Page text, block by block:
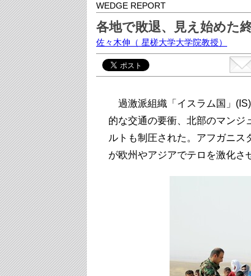
WEDGE REPORT
各地で敗退、見え始めた
佐々木伸 （ 星槎大学大学院教授）
過激派組織「イスラム国」
的な交通の要衝、北部のマンジ
ルトも制圧された。アフガニス
が欧州やアジアでテロを激